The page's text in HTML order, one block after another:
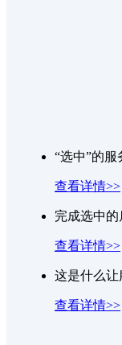
zjutchenyang
“选中”的
查看详情>>
完成选中
查看详情>>
这是什么让
查看详情>>